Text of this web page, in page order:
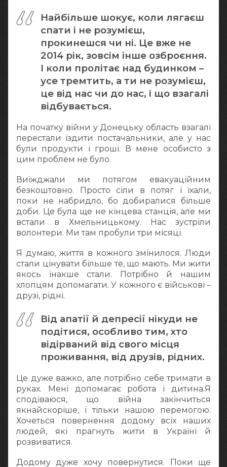
Найбільше шокує, коли лягаєш
спати і не розумієш,
прокинешся чи ні. Це вже не
2014 рік, зовсім інше озброєння.
І коли пролітає над будинком –
усе тремтить, а ти не розумієш,
це від нас чи до нас, і що взагалі
відбувається.
На початку війни у Донецьку область взагалі
перестали їздити постачальники, але у нас
були продукти і гроші. В мене особисто з
цим проблем не було.
Виїжджали ми потягом евакуаційним
безкоштовно. Просто сіли в потяг і їхали,
поки не набридло, бо добиралися більше
доби. Це була ще не кінцева станція, але ми
встали в Хмельницькому. Нас зустріли
волонтери. Ми там пробули три місяці.
Я думаю, життя в кожного змінилося. Люди
стали цінувати більше те, що мають. Ми жити
якось інакше стали. Потрібно й нашим
хлопцям допомагати. У кожного є військові –
друзі, рідні.
Від апатії й депресії нікуди не
подітися, особливо тим, хто
відірваний від свого місця
проживання, від друзів, рідних.
Це дуже важко, але потрібно себе тримати в
руках. Мені допомагає робота і дитина.Я
сподіваюся, що війна закінчиться
якнайскоріше, і тільки нашою перемогою.
Хочеться повернення додому всіх наших
людей, які прагнуть жити в Україні й
розвиватися.
Додому дуже хочу повернутися. Поки ще